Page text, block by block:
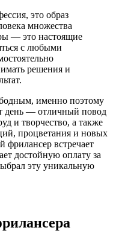
это образ
множества
— это настоящие
с любыми
решения и
именно поэтому
день — отличный повод
и творчество, а также
процветания и новых
фрилансер встречает
достойную оплату за
эту уникальную